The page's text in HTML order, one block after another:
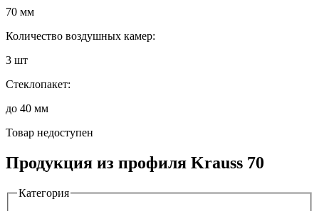
70 мм
Количество воздушных камер:
3 шт
Стеклопакет:
до 40 мм
Товар недоступен
Продукция из профиля Krauss 70
Категория